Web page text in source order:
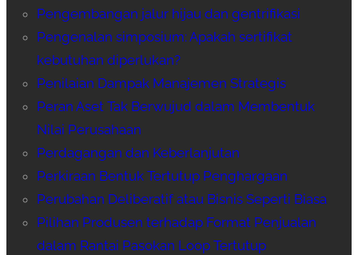
Pengembangan jalur hijau dan gentrifikasi
Pengenalan simposium: Apakah sertifikat
kebutuhan diperlukan?
Penilaian Dampak Manajemen Strategis
Peran Aset Tak Berwujud dalam Membentuk
Nilai Perusahaan
Perdagangan dan Keberlanjutan
Perkiraan Bentuk Tertutup Penghargaan
Perubahan Deliberatif atau Bisnis Seperti Biasa
Pilihan Produsen terhadap Format Penjualan
dalam Rantai Pasokan Loop Tertutup